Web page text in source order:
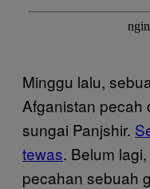
Minggu lalu,
Afganistan pecah
sungai Panjshir.
tewas. Belum
pecahan sebuah